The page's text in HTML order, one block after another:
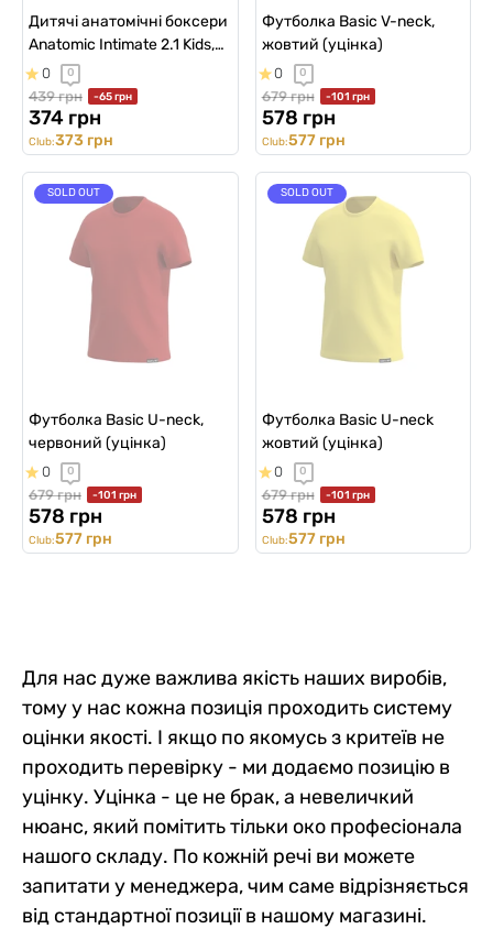
Дитячі анатомічні боксери
Anatomic Intimate 2.1 Kids,
Black Series, Бананго на
білому (уцінка)
0 0
439 грн -65 грн
374 грн
Club:373 грн
Футболка Basic V-neck,
жовтий (уцінка)
0 0
679 грн -101 грн
578 грн
Club:577 грн
SOLD OUT
Футболка Basic U-neck,
червоний (уцінка)
0 0
679 грн -101 грн
578 грн
Club:577 грн
SOLD OUT
Футболка Basic U-neck
жовтий (уцінка)
0 0
679 грн -101 грн
578 грн
Club:577 грн
Для нас дуже важлива якість наших виробів,
тому у нас кожна позиція проходить систему
оцінки якості. І якщо по якомусь з критеїв не
проходить перевірку - ми додаємо позицію в
уцінку. Уцінка - це не брак, а невеличкий
нюанс, який помітить тільки око професіонала
нашого складу. По кожній речі ви можете
запитати у менеджера, чим саме відрізняється
від стандартної позиції в нашому магазині.